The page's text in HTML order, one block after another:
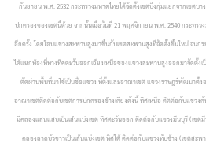
กันยายน พ.ศ. 2532 กระทรวงมหาดไทยได้จัดตั้งเขตบึงกุ่มแยกจากเขตบ
ปกครองของเขตนี้ด้วย จากนั้นเมื่อวันที่ 21 พฤศจิกายน พ.ศ. 2540 กระทรว
อีกครั้ง โดยโอนแขวงสะพานสูงมาขึ้นกับเขตสะพานสูงที่จัดตั้งขึ้นใหม่ จนก
ได้แยกท้องที่ทางทิศตะวันออกเฉียงเหนือของแขวงสะพานสูงออกมาจัดตั้
ตัดผ่านพื้นที่มาใช้เป็นชื่อแขวง ที่ตั้งและอาณาเขต แขวงราษฎร์พัฒนาตั้ง
อาณาเขตติดต่อกับเขตการปกครองข้างเคียงดังนี้ ทิศเหนือ ติตต่อกับแขวง
มีคลองแสนแสบเป็นเส้นแบ่งเขต ทิศตะวันออก ติดต่อกับแขวงมีนบุรี (เขต
คลองลาดบัวขาวเป็นเส้นแบ่งเขต ทิศใต้ ติดต่อกับแขวงทับช้าง (เขตสะพ